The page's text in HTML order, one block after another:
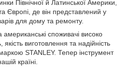
Північної й Латинської Америки,
Європі, де він представлений у
для дому та ремонту.
американські споживачі високо
виготовлення та надійність
STANLEY. Тепер інструмент
країні.